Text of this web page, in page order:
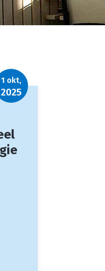
1 okt,
2025